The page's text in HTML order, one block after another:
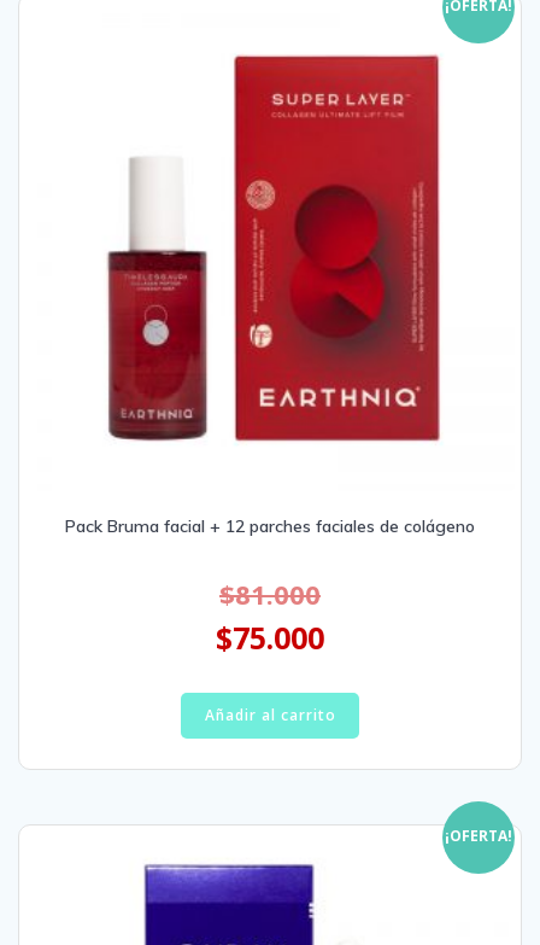
¡OFERTA!
Pack Bruma facial + 12 parches faciales de colágeno
$81.000
$75.000
Añadir al carrito
¡OFERTA!